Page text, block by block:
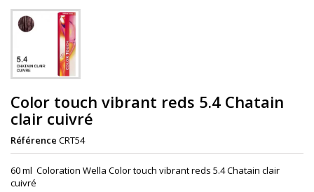
Color touch vibrant reds 5.4 Chatain
clair cuivré
Référence CRT54
60 ml Coloration Wella Color touch vibrant reds 5.4 Chatain clair
cuivré